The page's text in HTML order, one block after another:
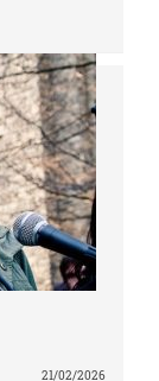
21/02/2026